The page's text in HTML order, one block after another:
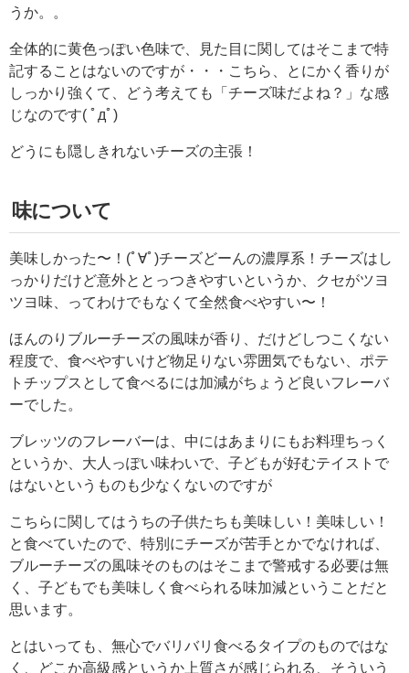
うか。。
全体的に黄色っぽい色味で、見た目に関してはそこまで特
記することはないのですが・・・こちら、とにかく香りが
しっかり強くて、どう考えても「チーズ味だよね？」な感
じなのです( ﾟдﾟ)
どうにも隠しきれないチーズの主張！
味について
美味しかった〜！(ﾟ∀ﾟ)チーズどーんの濃厚系！チーズはし
っかりだけど意外ととっつきやすいというか、クセがツヨ
ツヨ味、ってわけでもなくて全然食べやすい〜！
ほんのりブルーチーズの風味が香り、だけどしつこくない
程度で、食べやすいけど物足りない雰囲気でもない、ポテ
トチップスとして食べるには加減がちょうど良いフレーバ
ーでした。
ブレッツのフレーバーは、中にはあまりにもお料理ちっく
というか、大人っぽい味わいで、子どもが好むテイストで
はないというものも少なくないのですが
こちらに関してはうちの子供たちも美味しい！美味しい！
と食べていたので、特別にチーズが苦手とかでなければ、
ブルーチーズの風味そのものはそこまで警戒する必要は無
く、子どもでも美味しく食べられる味加減ということだと
思います。
とはいっても、無心でバリバリ食べるタイプのものではな
く、どこか高級感というか上質さが感じられる、そういう